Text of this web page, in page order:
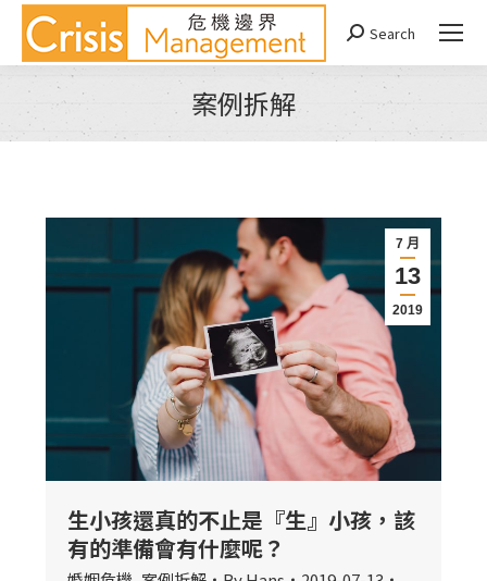
Search:
Search
案例拆解
You are here:
7 月
13
2019
生小孩還真的不止是『生』小孩，該
有的準備會有什麼呢？